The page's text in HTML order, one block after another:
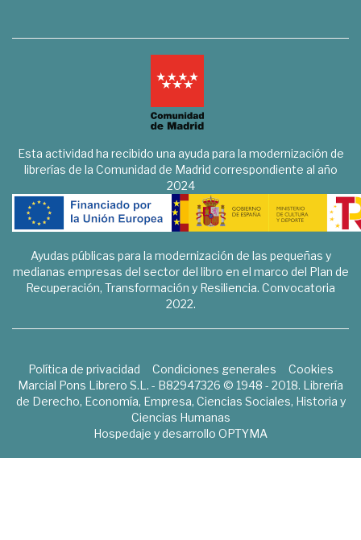
Esta actividad ha recibido una ayuda para la modernización de
librerías de la Comunidad de Madrid correspondiente al año
2024
Ayudas públicas para la modernización de las pequeñas y
medianas empresas del sector del libro en el marco del Plan de
Recuperación, Transformación y Resiliencia. Convocatoria
2022.
Política de privacidad Condiciones generales
Cookies
Marcial Pons Librero S.L. - B82947326 © 1948 - 2018. Librería
de Derecho, Economía, Empresa, Ciencias Sociales, Historia y
Ciencias Humanas
Hospedaje y desarrollo OPTYMA